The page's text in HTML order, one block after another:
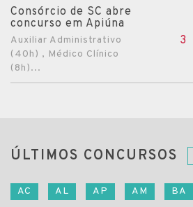
Consórcio de SC abre
concurso em Apiúna
Auxiliar Administrativo
(40h) , Médico Clínico
(8h)...
3
ÚLTIMOS CONCURSOS
AC AL AP AM BA